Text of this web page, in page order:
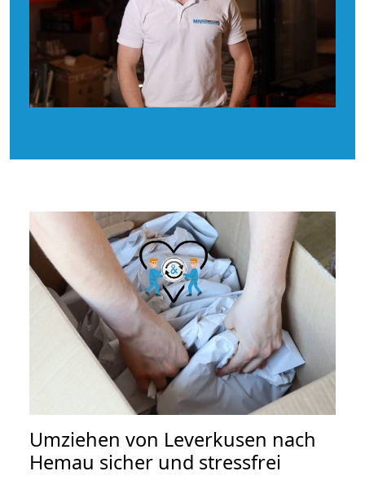
Umziehen von Leverkusen nach
Hemau sicher und stressfrei